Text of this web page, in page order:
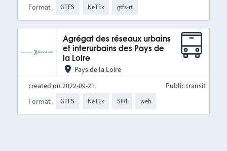
Format GTFS NeTEx gtfs-rt
Agrégat des réseaux urbains
et interurbains des Pays de
la Loire
Pays de la Loire
created on 2022-09-21
Format
GTFS NeTEx SIRI web
Public transit